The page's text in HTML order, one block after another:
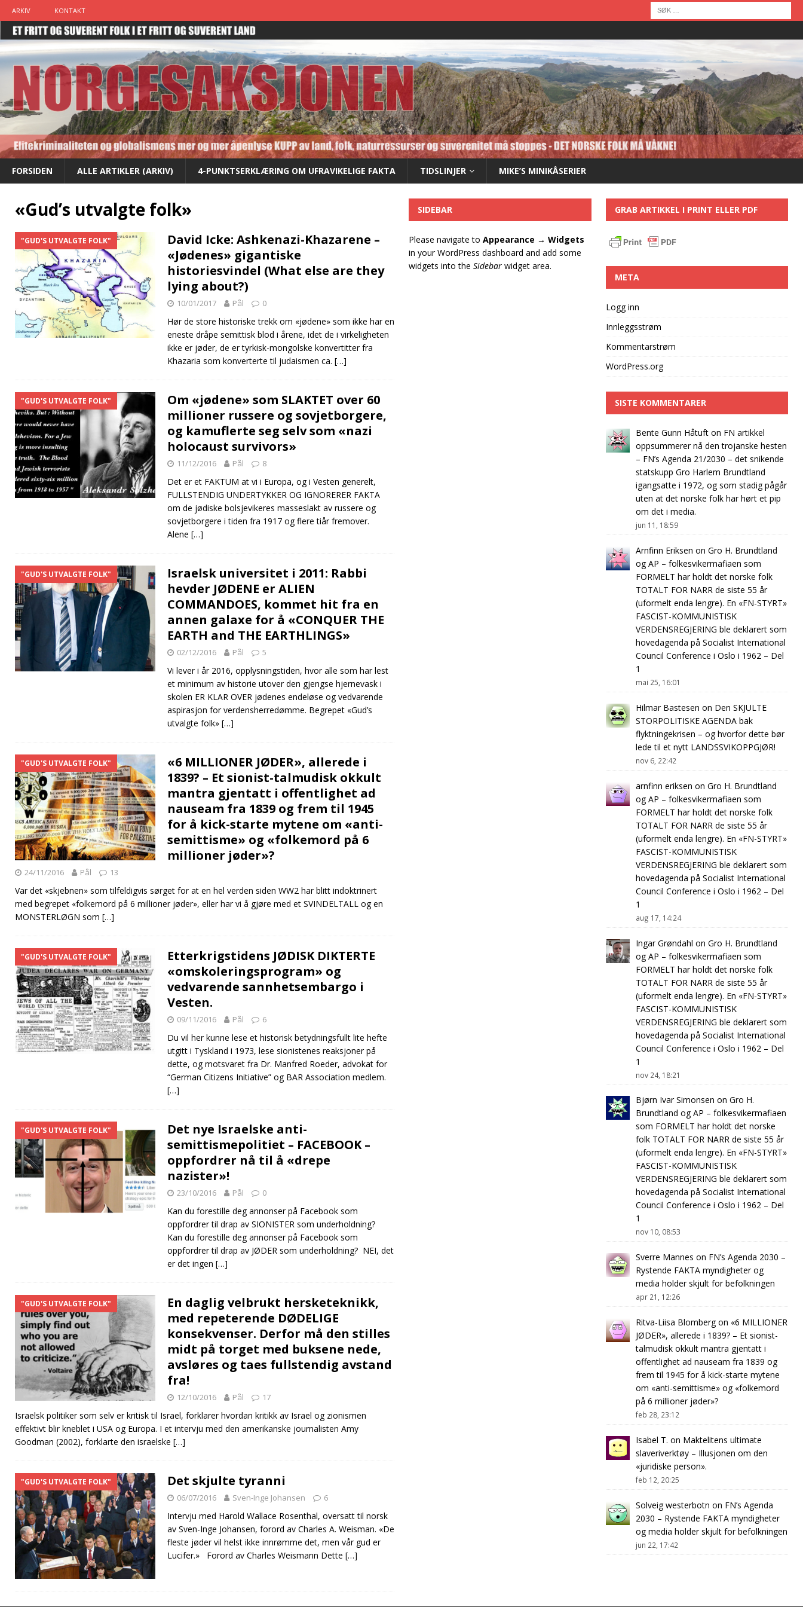
ARKIV KONTAKT
FORSIDEN ALLE ARTIKLER (ARKIV) 4-PUNKTSERKLÆRING OM UFRAVIKELIGE FAKTA TIDSLINJER MIKE’S MINIKÅSERIER
«Gud’s utvalgte folk»
"GUD'S UTVALGTE FOLK"
David Icke: Ashkenazi-Khazarene –
«Jødenes» gigantiske
historiesvindel (What else are they
lying about?)
10/01/2017 Pål 0
Hør de store historiske trekk om «jødene» som ikke har en
eneste dråpe semittisk blod i årene, idet de i virkeligheten
ikke er jøder, de er tyrkisk-mongolske konvertitter fra
Khazaria som konverterte til judaismen ca. […]
"GUD'S UTVALGTE FOLK"
Om «jødene» som SLAKTET over 60
millioner russere og sovjetborgere,
og kamuflerte seg selv som «nazi
holocaust survivors»
11/12/2016 Pål 8
Det er et FAKTUM at vi i Europa, og i Vesten generelt,
FULLSTENDIG UNDERTYKKER OG IGNORERER FAKTA
om de jødiske bolsjevikeres masseslakt av russere og
sovjetborgere i tiden fra 1917 og flere tiår fremover.
Alene […]
"GUD'S UTVALGTE FOLK"
Israelsk universitet i 2011: Rabbi
hevder JØDENE er ALIEN
COMMANDOES, kommet hit fra en
annen galaxe for å «CONQUER THE
EARTH and THE EARTHLINGS»
02/12/2016 Pål 5
Vi lever i år 2016, opplysningstiden, hvor alle som har lest
et minimum av historie utover den gjengse hjernevask i
skolen ER KLAR OVER jødenes endeløse og vedvarende
aspirasjon for verdensherredømme. Begrepet «Gud’s
utvalgte folk» […]
"GUD'S UTVALGTE FOLK"
«6 MILLIONER JØDER», allerede i
1839? – Et sionist-talmudisk okkult
mantra gjentatt i offentlighet ad
nauseam fra 1839 og frem til 1945
for å kick-starte mytene om «anti-
semittisme» og «folkemord på 6
millioner jøder»?
24/11/2016 Pål 13
Var det «skjebnen» som tilfeldigvis sørget for at en hel verden siden WW2 har blitt indoktrinert
med begrepet «folkemord på 6 millioner jøder», eller har vi å gjøre med et SVINDELTALL og en
MONSTERLØGN som […]
"GUD'S UTVALGTE FOLK"
Etterkrigstidens JØDISK DIKTERTE
«omskoleringsprogram» og
vedvarende sannhetsembargo i
Vesten.
09/11/2016 Pål 6
Du vil her kunne lese et historisk betydningsfullt lite hefte
utgitt i Tyskland i 1973, lese sionistenes reaksjoner på
dette, og motsvaret fra Dr. Manfred Roeder, advokat for
“German Citizens Initiative” og BAR Association medlem.
[…]
"GUD'S UTVALGTE FOLK"
Det nye Israelske anti-
semittismepolitiet – FACEBOOK –
oppfordrer nå til å «drepe
nazister»!
23/10/2016 Pål 0
Kan du forestille deg annonser på Facebook som
oppfordrer til drap av SIONISTER som underholdning?
Kan du forestille deg annonser på Facebook som
oppfordrer til drap av JØDER som underholdning? NEI, det
er det ingen […]
"GUD'S UTVALGTE FOLK"
En daglig velbrukt hersketeknikk,
med repeterende DØDELIGE
konsekvenser. Derfor må den stilles
midt på torget med buksene nede,
avsløres og taes fullstendig avstand
fra!
12/10/2016 Pål 17
Israelsk politiker som selv er kritisk til Israel, forklarer hvordan kritikk av Israel og zionismen
effektivt blir kneblet i USA og Europa. I et intervju med den amerikanske journalisten Amy
Goodman (2002), forklarte den israelske […]
"GUD'S UTVALGTE FOLK" Det skjulte tyranni
06/07/2016 Sven-Inge Johansen 6
Intervju med Harold Wallace Rosenthal, oversatt til norsk
av Sven-Inge Johansen, forord av Charles A. Weisman. «De
fleste jøder vil helst ikke innrømme det, men vår gud er
Lucifer.» Forord av Charles Weismann Dette […]
SIDEBAR
Please navigate toAppearance → Widgets
in your WordPress dashboard and add some
widgets into theSidebar widget area.
GRAB ARTIKKEL I PRINT ELLER PDF
META
Logg inn
Innleggsstrøm
Kommentarstrøm
WordPress.org
SISTE KOMMENTARER
Bente Gunn Håtufton FN artikkel
oppsummerer nå den trojanske hesten
– FN’s Agenda 21/2030 – det snikende
statskupp Gro Harlem Brundtland
igangsatte i 1972, og som stadig pågår
uten at det norske folk har hørt et pip
om det i media.
jun 11, 18:59
Arnfinn Eriksen on Gro H. Brundtland
og AP – folkesvikermafiaen som
FORMELT har holdt det norske folk
TOTALT FOR NARR de siste 55 år
(uformelt enda lengre). En «FN-STYRT»
FASCIST-KOMMUNISTISK
VERDENSREGJERING ble deklarert som
hovedagenda på Socialist International
Council Conference i Oslo i 1962 – Del
1
mai 25, 16:01
Hilmar Bastesen on Den SKJULTE
STORPOLITISKE AGENDA bak
flyktningekrisen – og hvorfor dette bør
lede til et nytt LANDSSVIKOPPGJØR!
nov 6, 22:42
arnfinn eriksen on Gro H. Brundtland
og AP – folkesvikermafiaen som
FORMELT har holdt det norske folk
TOTALT FOR NARR de siste 55 år
(uformelt enda lengre). En «FN-STYRT»
FASCIST-KOMMUNISTISK
VERDENSREGJERING ble deklarert som
hovedagenda på Socialist International
Council Conference i Oslo i 1962 – Del
1
aug 17, 14:24
Ingar Grøndahl on Gro H. Brundtland
og AP – folkesvikermafiaen som
FORMELT har holdt det norske folk
TOTALT FOR NARR de siste 55 år
(uformelt enda lengre). En «FN-STYRT»
FASCIST-KOMMUNISTISK
VERDENSREGJERING ble deklarert som
hovedagenda på Socialist International
Council Conference i Oslo i 1962 – Del
1
nov 24, 18:21
Bjørn Ivar Simonsen on Gro H.
Brundtland og AP – folkesvikermafiaen
som FORMELT har holdt det norske
folk TOTALT FOR NARR de siste 55 år
(uformelt enda lengre). En «FN-STYRT»
FASCIST-KOMMUNISTISK
VERDENSREGJERING ble deklarert som
hovedagenda på Socialist International
Council Conference i Oslo i 1962 – Del
1
nov 10, 08:53
Sverre Mannes on FN’s Agenda 2030 –
Rystende FAKTA myndigheter og
media holder skjult for befolkningen
apr 21, 12:26
Ritva-Liisa Blombergon «6 MILLIONER
JØDER», allerede i 1839? – Et sionist-
talmudisk okkult mantra gjentatt i
offentlighet ad nauseam fra 1839 og
frem til 1945 for å kick-starte mytene
om «anti-semittisme» og «folkemord
på 6 millioner jøder»?
feb 28, 23:12
Isabel T. on Maktelitens ultimate
slaveriverktøy – Illusjonen om den
«juridiske person».
feb 12, 20:25
Solveig westerbotn on FN’s Agenda
2030 – Rystende FAKTA myndigheter
og media holder skjult for befolkningen
jun 22, 17:42